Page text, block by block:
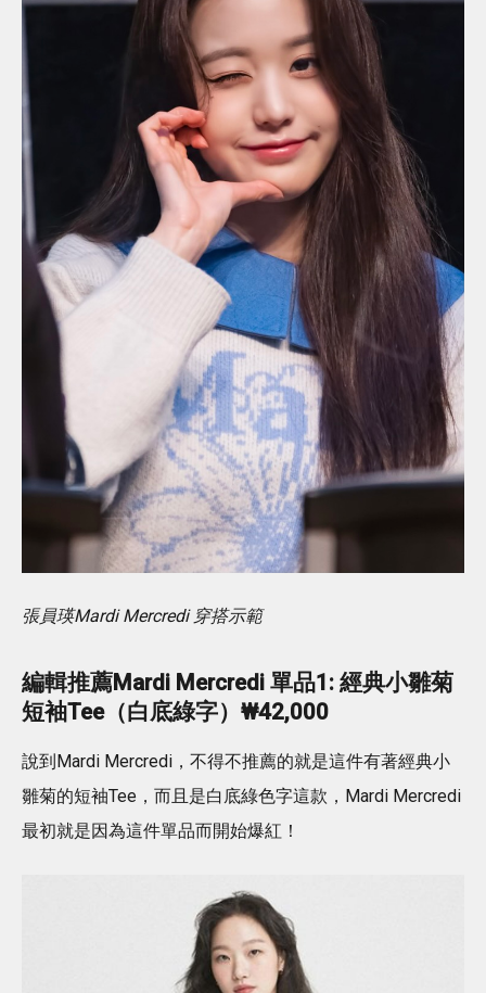
張員瑛Mardi Mercredi 穿搭示範
編輯推薦Mardi Mercredi 單品1: 經典小雛菊
短袖Tee（白底綠字）₩42,000
說到Mardi Mercredi，不得不推薦的就是這件有著經典小
雛菊的短袖Tee，而且是白底綠色字這款，Mardi Mercredi
最初就是因為這件單品而開始爆紅！